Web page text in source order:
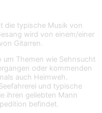
die typische Musik von
wird von einem/einer
Gitarren.
Themen wie Sehnsucht
oder kommenden
auch Heimweh.
und typische
ihren geliebten Mann
befindet.